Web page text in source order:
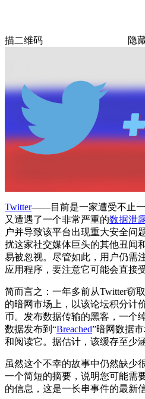
描二维码 隐
Twitter——目前是一家遭受不止
又遭遇了一个非常严重的数据泄
户并导致该平台出现重大安全问
扰这家社交媒体巨头的其他丑闻
易被忽视。尽管如此，用户仍需
应用程序，要注意它可能会直接
简而言之：一年多前从Twitter窃
的暗网市场上，以该论坛积分计
币。发布数据传输的黑客，一个
数据发布到“Breached”暗网数据
和阅读它。据估计，该缓存至少
虽然这个不幸的故事中仍然缺少
一个简短的摘要，说明您可能需
的信息，这是一长串事件的最新信